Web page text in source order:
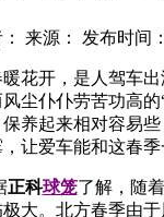
来源： 发布时间
花开，是人驾车出
尘仆仆劳苦功高
养起来相对容易
，让爱车能和这春
正科球笼了解，随
大。北方春季由